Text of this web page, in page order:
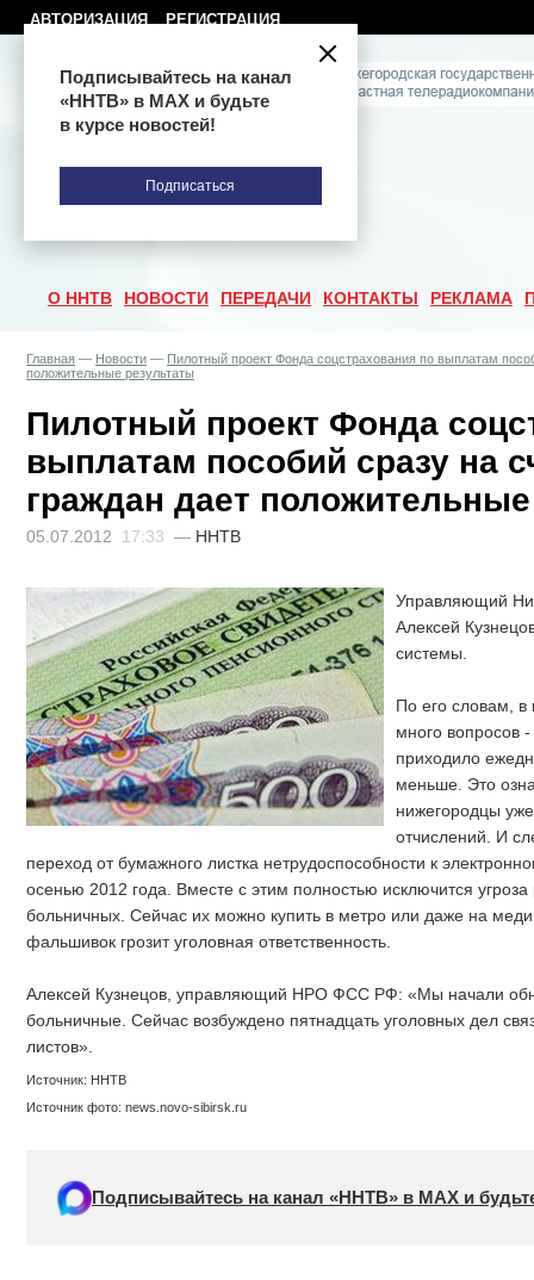
АВТОРИЗАЦИЯ РЕГИСТРАЦИЯ
О ННТВ НОВОСТИ ПЕРЕДАЧИ КОНТАКТЫ РЕКЛАМА
Главная — Новости — Пилотный проект Фонда соцстрахования по выплатам
положительные результаты
Пилотный проект Фонда
выплатам пособий сразу на
граждан дает
05.07.2012 17:33 — ННТВ
Управляющий
Алексей
системы.
По его словам, в
много вопросов
приходило
меньше. Это
нижегородцы
отчислений. И
переход от бумажного листка нетрудоспособности к
осенью 2012 года. Вместе с этим полностью исключится
больничных. Сейчас их можно купить в метро или даже на
фальшивок грозит уголовная ответственность.
Алексей Кузнецов, управляющий НРО ФСС РФ: «Мы начали
больничные. Сейчас возбуждено пятнадцать уголовных дел
листов».
Источник: ННТВ
Источник фото: news.novo-sibirsk.ru
Подписывайтесь на канал «ННТВ» в МАХ и
Подписывайтесь на канал
«ННТВ» в МАХ и будьте
в курсе новостей!
Подписаться